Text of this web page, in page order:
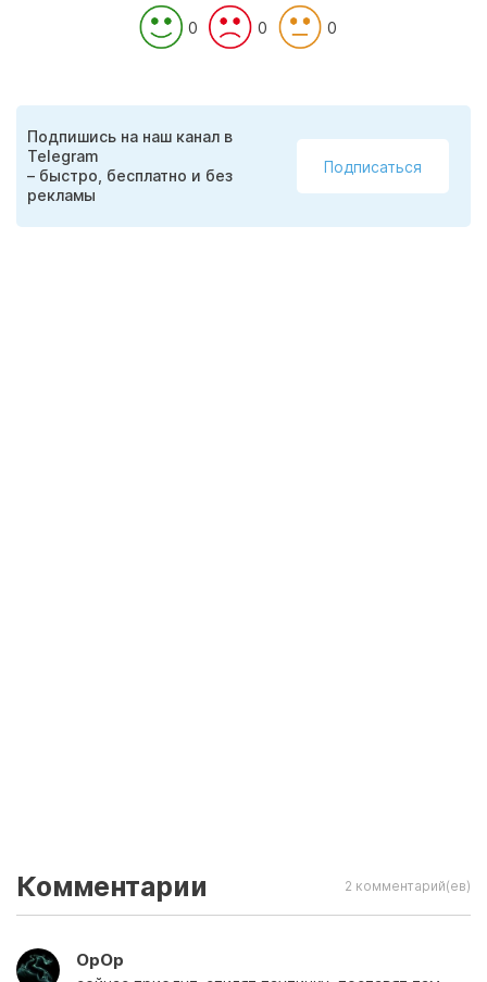
0 0 0
Подпишись на наш канал в
Telegram
– быстро, бесплатно и без
рекламы
Подписаться
Комментарии 2 комментарий(ев)
OpOp